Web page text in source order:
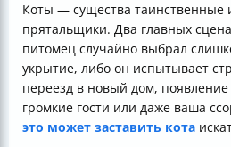
Коты — существа таинственные
прятальщики. Два главных
питомец случайно выбрал
укрытие, либо он испытывает
переезд в новый дом, появление
громкие гости или даже ваша
это может заставить кота